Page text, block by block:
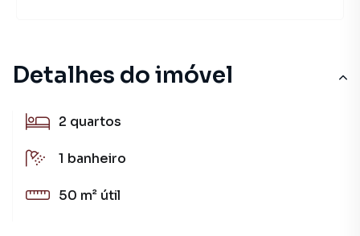
Detalhes do imóvel
2 quartos
1 banheiro
50 m² útil